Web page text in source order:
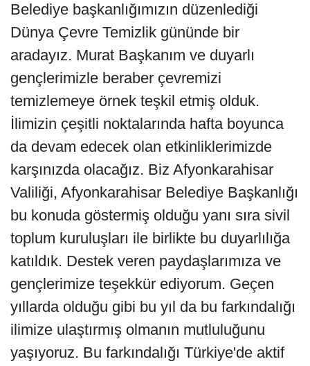
Belediye başkanlığımızın düzenlediği
Dünya Çevre Temizlik gününde bir
aradayız. Murat Başkanım ve duyarlı
gençlerimizle beraber çevremizi
temizlemeye örnek teşkil etmiş olduk.
İlimizin çeşitli noktalarında hafta boyunca
da devam edecek olan etkinliklerimizde
karşınızda olacağız. Biz Afyonkarahisar
Valiliği, Afyonkarahisar Belediye Başkanlığı
bu konuda göstermiş olduğu yanı sıra sivil
toplum kuruluşları ile birlikte bu duyarlılığa
katıldık. Destek veren paydaşlarımıza ve
gençlerimize teşekkür ediyorum. Geçen
yıllarda olduğu gibi bu yıl da bu farkındalığı
ilimize ulaştırmış olmanın mutluluğunu
yaşıyoruz. Bu farkındalığı Türkiye'de aktif